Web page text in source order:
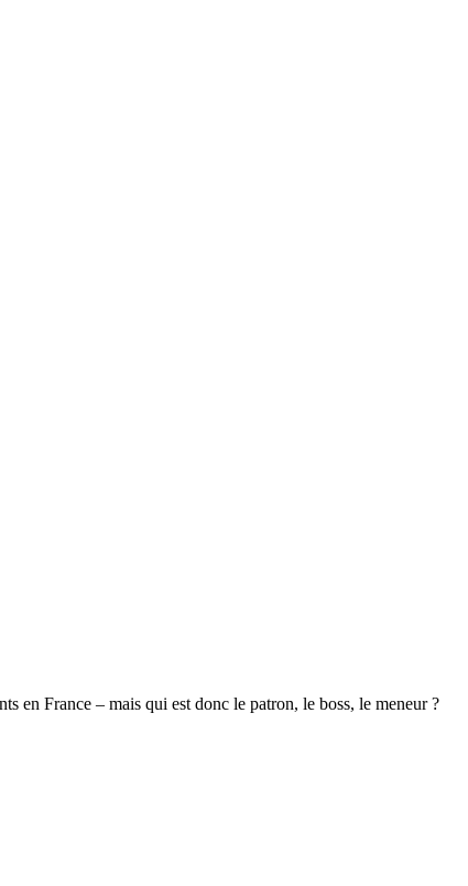
en France – mais qui est donc le patron, le boss, le meneur ?